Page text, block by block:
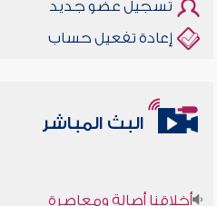
تسجيل عضو جديد
إعادة تفعيل حساب
البث المباشر
أخلاقنا أصالة ومعاصرة